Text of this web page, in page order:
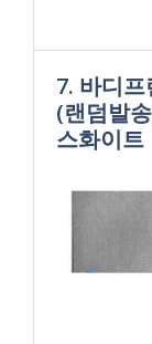
7. 바디
(랜덤발
스화이트